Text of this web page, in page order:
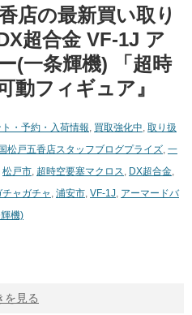
店の最新買い取り
超合金 ​VF-1J ​ア
(一条輝機) ​「超時
動フィギュア』
・予約・入荷情報, 買取強化中, 取り扱
松戸五香店スタッフブログプライズ, 一
松戸市, 超時空要塞マクロス, DX超合金,
チャガチャ , 浦安市, VF-1J, アーマードバ
機)
を見る